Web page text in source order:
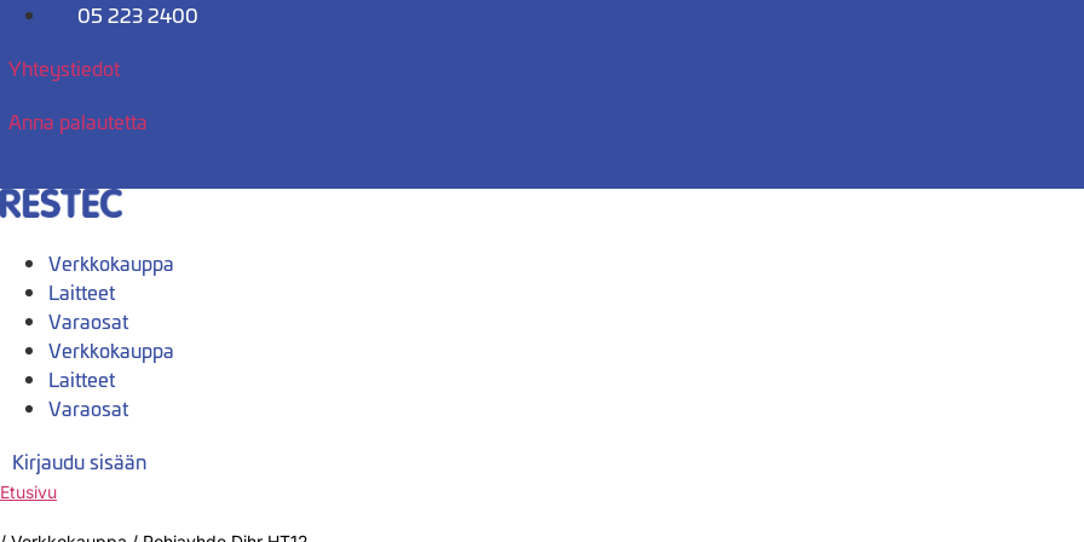
Mene
05 223 2400
Yhteystiedot
Anna palautetta
Verkkokauppa
Laitteet
Varaosat
Verkkokauppa
Laitteet
Varaosat
Kirjaudu sisään
Etusivu